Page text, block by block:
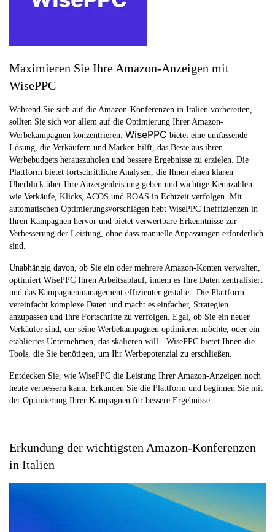
Maximieren Sie Ihre Amazon-Anzeigen mit
WisePPC
Während Sie sich auf die Amazon-Konferenzen in Italien vorbereiten,
sollten Sie sich vor allem auf die Optimierung Ihrer Amazon-
Werbekampagnen konzentrieren. WisePPC bietet eine umfassende
Lösung, die Verkäufern und Marken hilft, das Beste aus ihren
Werbebudgets herauszuholen und bessere Ergebnisse zu erzielen. Die
Plattform bietet fortschrittliche Analysen, die Ihnen einen klaren
Überblick über Ihre Anzeigenleistung geben und wichtige Kennzahlen
wie Verkäufe, Klicks, ACOS und ROAS in Echtzeit verfolgen. Mit
automatischen Optimierungsvorschlägen hebt WisePPC Ineffizienzen in
Ihren Kampagnen hervor und bietet verwertbare Erkenntnisse zur
Verbesserung der Leistung, ohne dass manuelle Anpassungen erforderlich
sind.
Unabhängig davon, ob Sie ein oder mehrere Amazon-Konten verwalten,
optimiert WisePPC Ihren Arbeitsablauf, indem es Ihre Daten zentralisiert
und das Kampagnenmanagement effizienter gestaltet. Die Plattform
vereinfacht komplexe Daten und macht es einfacher, Strategien
anzupassen und Ihre Fortschritte zu verfolgen. Egal, ob Sie ein neuer
Verkäufer sind, der seine Werbekampagnen optimieren möchte, oder ein
etabliertes Unternehmen, das skalieren will - WisePPC bietet Ihnen die
Tools, die Sie benötigen, um Ihr Werbepotenzial zu erschließen.
Entdecken Sie, wie WisePPC die Leistung Ihrer Amazon-Anzeigen noch
heute verbessern kann. Erkunden Sie die Plattform und beginnen Sie mit
der Optimierung Ihrer Kampagnen für bessere Ergebnisse.
Erkundung der wichtigsten Amazon-Konferenzen
in Italien